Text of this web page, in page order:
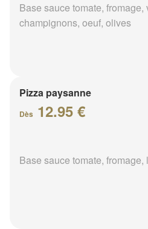
Base sauce tomate,
champignons, oeuf, olives
Pizza paysanne
Dès 12.95 €
Base sauce tomate,